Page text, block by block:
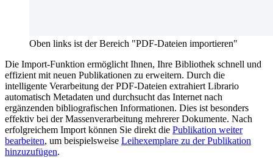
Oben links ist der Bereich "PDF-Dateien importieren"
Die Import-Funktion ermöglicht Ihnen, Ihre Bibliothek schnell und
effizient mit neuen Publikationen zu erweitern. Durch die
intelligente Verarbeitung der PDF-Dateien extrahiert Librario
automatisch Metadaten und durchsucht das Internet nach
ergänzenden bibliografischen Informationen. Dies ist besonders
effektiv bei der Massenverarbeitung mehrerer Dokumente. Nach
erfolgreichem Import können Sie direkt die Publikation weiter
bearbeiten, um beispielsweise Leihexemplare zu der Publikation
hinzuzufügen.